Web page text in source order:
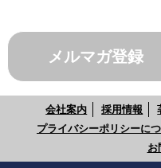
メルマガ登録
会社案内 採用情報
プライバシーポリシーに
お